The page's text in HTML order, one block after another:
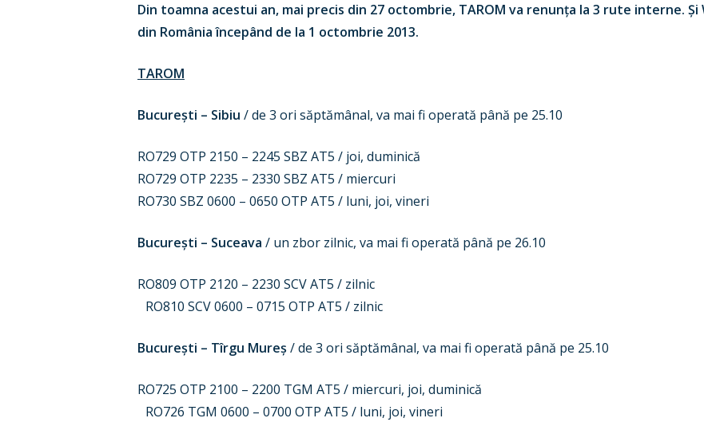
Din toamna acestui an, mai precis din 27 octombrie, TAROM va renunța la 3 rute interne.
din România începând de la 1 octombrie 2013.
TAROM
București – Sibiu / de 3 ori săptămânal, va mai fi operată până pe 25.10
RO729 OTP 2150 – 2245 SBZ AT5 / joi, duminică
RO729 OTP 2235 – 2330 SBZ AT5 / miercuri
RO730 SBZ 0600 – 0650 OTP AT5 / luni, joi, vineri
București – Suceava / un zbor zilnic, va mai fi operată până pe 26.10
RO809 OTP 2120 – 2230 SCV AT5 / zilnic
RO810 SCV 0600 – 0715 OTP AT5 / zilnic
București – Tîrgu Mureș / de 3 ori săptămânal, va mai fi operată până pe 25.10
RO725 OTP 2100 – 2200 TGM AT5 / miercuri, joi, duminică
RO726 TGM 0600 – 0700 OTP AT5 / luni, joi, vineri